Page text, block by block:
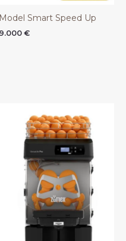
Model Smart Speed Up
9.000 €